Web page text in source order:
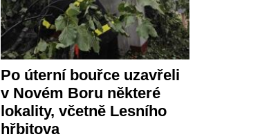
Po úterní bouřce uzavřeli
v Novém Boru některé
lokality, včetně Lesního
hřbitova